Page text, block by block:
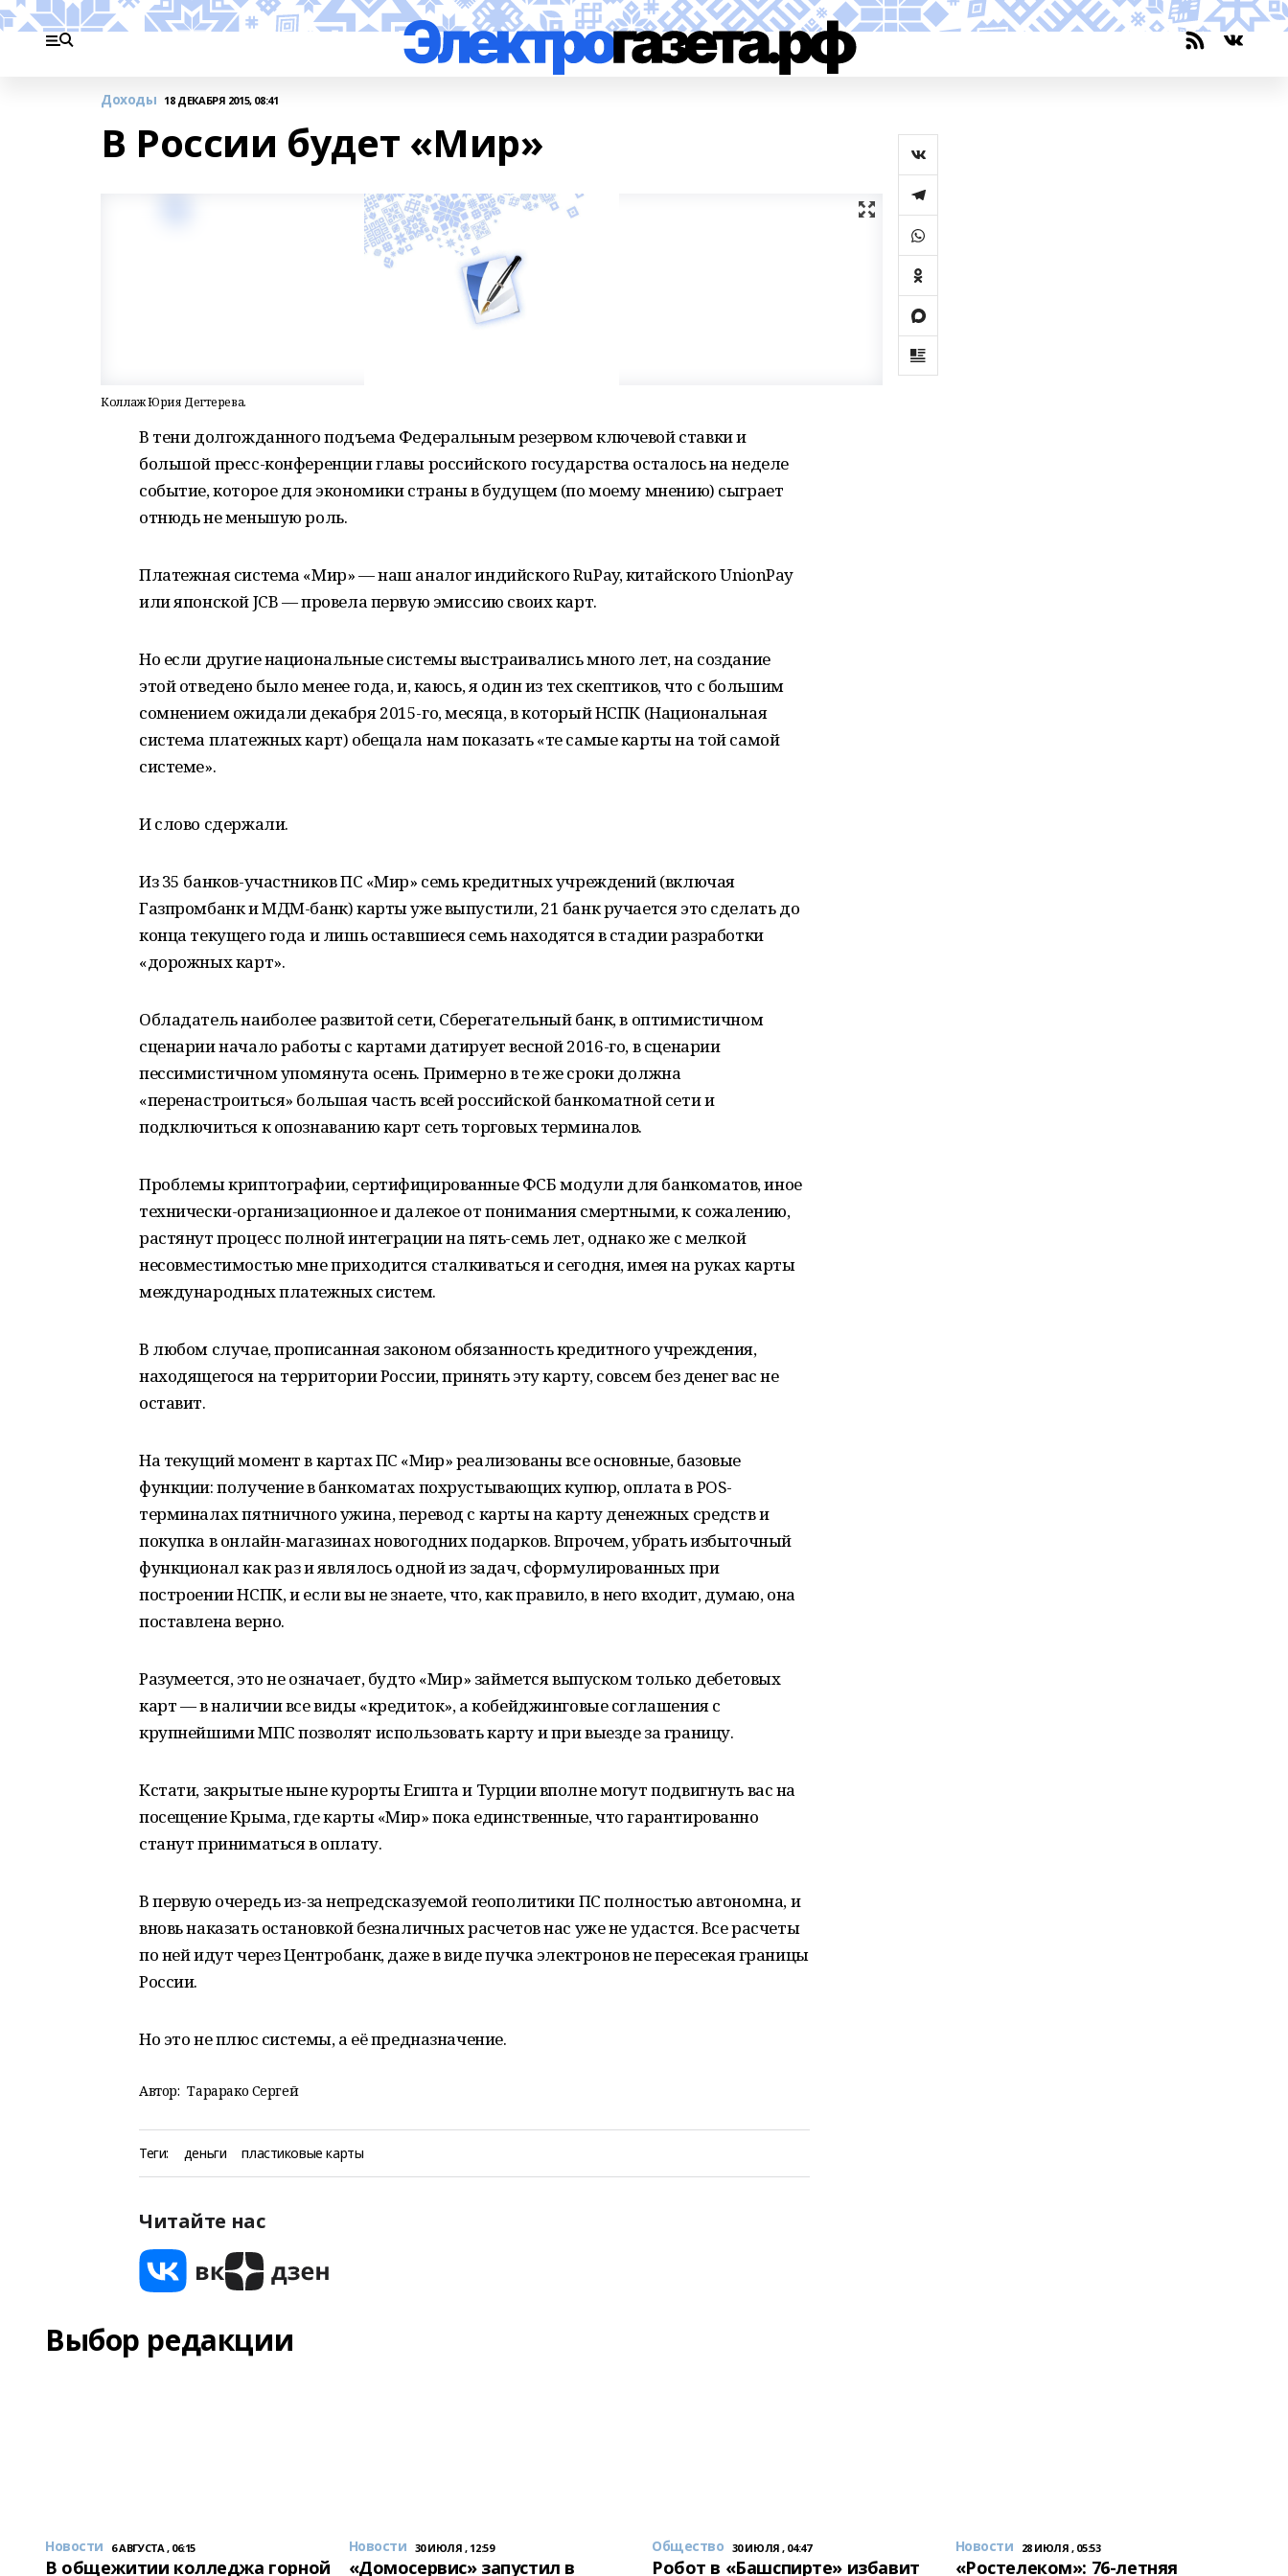
Доходы 18 ДЕКАБРЯ 2015, 08:41
В России будет «Мир»
Коллаж Юрия Дегтерева.
В тени долгожданного подъема Федеральным резервом ключевой ставки и
большой пресс-конференции главы российского государства осталось на неделе
событие, которое для экономики страны в будущем (по моему мнению) сыграет
отнюдь не меньшую роль.
Платежная система «Мир» — наш аналог индийского RuPay, китайского UnionPay
или японской JCB — провела первую эмиссию своих карт.
Но если другие национальные системы выстраивались много лет, на создание
этой отведено было менее года, и, каюсь, я один из тех скептиков, что с большим
сомнением ожидали декабря 2015-го, месяца, в который НСПК (Национальная
система платежных карт) обещала нам показать «те самые карты на той самой
системе».
И слово сдержали.
Из 35 банков-участников ПС «Мир» семь кредитных учреждений (включая
Газпромбанк и МДМ-банк) карты уже выпустили, 21 банк ручается это сделать до
конца текущего года и лишь оставшиеся семь находятся в стадии разработки
«дорожных карт».
Обладатель наиболее развитой сети, Сберегательный банк, в оптимистичном
сценарии начало работы с картами датирует весной 2016-го, в сценарии
пессимистичном упомянута осень. Примерно в те же сроки должна
«перенастроиться» большая часть всей российской банкоматной сети и
подключиться к опознаванию карт сеть торговых терминалов.
Проблемы криптографии, сертифицированные ФСБ модули для банкоматов, иное
технически-организационное и далекое от понимания смертными, к сожалению,
растянут процесс полной интеграции на пять-семь лет, однако же с мелкой
несовместимостью мне приходится сталкиваться и сегодня, имея на руках карты
международных платежных систем.
В любом случае, прописанная законом обязанность кредитного учреждения,
находящегося на территории России, принять эту карту, совсем без денег вас не
оставит.
На текущий момент в картах ПС «Мир» реализованы все основные, базовые
функции: получение в банкоматах похрустывающих купюр, оплата в POS-
терминалах пятничного ужина, перевод с карты на карту денежных средств и
покупка в онлайн-магазинах новогодних подарков. Впрочем, убрать избыточный
функционал как раз и являлось одной из задач, сформулированных при
построении НСПК, и если вы не знаете, что, как правило, в него входит, думаю, она
поставлена верно.
Разумеется, это не означает, будто «Мир» займется выпуском только дебетовых
карт — в наличии все виды «кредиток», а кобейджинговые соглашения с
крупнейшими МПС позволят использовать карту и при выезде за границу.
Кстати, закрытые ныне курорты Египта и Турции вполне могут подвигнуть вас на
посещение Крыма, где карты «Мир» пока единственные, что гарантированно
станут приниматься в оплату.
В первую очередь из-за непредсказуемой геополитики ПС полностью автономна, и
вновь наказать остановкой безналичных расчетов нас уже не удастся. Все расчеты
по ней идут через Центробанк, даже в виде пучка электронов не пересекая границы
России.
Но это не плюс системы, а её предназначение.
Автор: Тарарако Сергей
Теги: деньги пластиковые карты
Читайте нас
Выбор редакции
Новости 6 АВГУСТА , 06:15
В общежитии колледжа горной
Новости 30 ИЮЛЯ , 12:59
«Домосервис» запустил в
Общество 30 ИЮЛЯ , 04:47
Робот в «Башспирте» избавит
Новости 28 ИЮЛЯ , 05:53
«Ростелеком»: 76-летняя